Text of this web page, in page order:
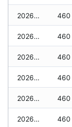
2026-01-16 460
2026-01-15 460
2026-01-14 460
2026-01-13 460
2026-01-12 460
2026-01-11 460